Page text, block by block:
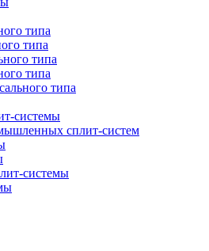
типа
типа
типа
типа
типа
системы
сплит-систем
системы